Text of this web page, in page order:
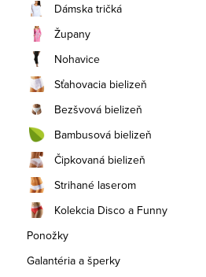
Dámska tričká
Župany
Nohavice
Sťahovacia bielizeň
Bezšvová bielizeň
Bambusová bielizeň
Čipkovaná bielizeň
Strihané laserom
Kolekcia Disco a Funny
Ponožky
Galantéria a šperky